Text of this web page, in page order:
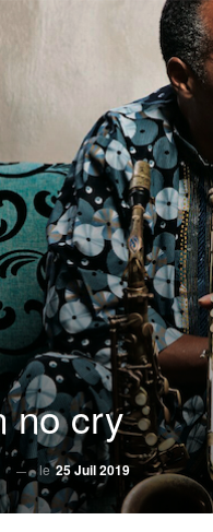
no cry
le25 Juil 2019